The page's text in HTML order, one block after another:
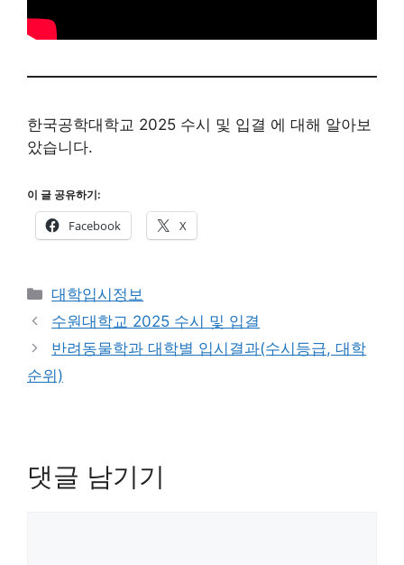
한국공학대학교 2025 수시 및 입결 에 대해 알아보
았습니다.
이 글 공유하기:
Facebook X
카
테
고
리
대학입시정보
수원대학교 2025 수시 및 입결
반려동물학과 대학별 입시결과(수시등급, 대학
순위)
댓글 남기기